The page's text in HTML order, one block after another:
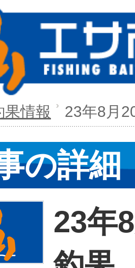
果情報 23年8月
の詳細
23年